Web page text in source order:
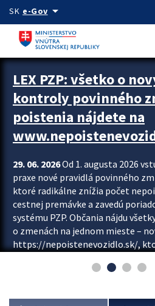
Preskocit na hlavný obsah
SK e-Govarrow_drop_down
Zastavit automatický posun upútavok
LEX PZP: všetko o
kontroly povinného
poistenia nájdete na
29. 06. 2026Od 1. augusta 2026
praxe nové pravidlá povinného
ktoré radikálne znížia počet
cestnej premávke a zavedú
systému PZP. Občania nájdu
o zmenách na jednom mieste –
https://nepoistenevozidlo.sk/,
asociácie poisťovní (SLASPO) a